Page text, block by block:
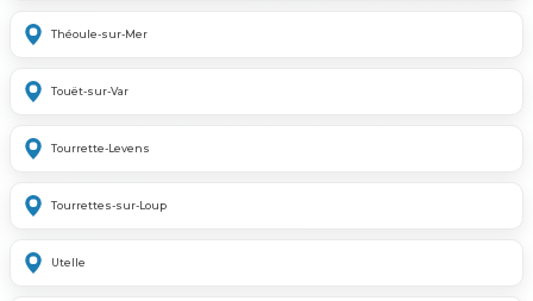
Théoule-sur-Mer
Touët-sur-Var
Tourrette-Levens
Tourrettes-sur-Loup
Utelle